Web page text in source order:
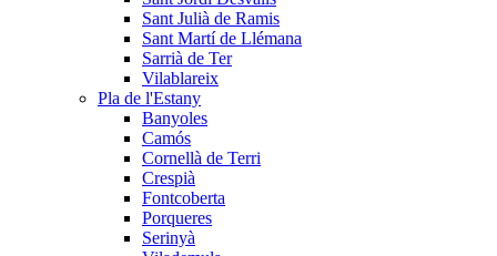
Sant Julià de Ramis
Sant Martí de Llémana
Sarrià de Ter
Vilablareix
Pla de l'Estany
Banyoles
Camós
Cornellà de Terri
Crespià
Fontcoberta
Porqueres
Serinyà